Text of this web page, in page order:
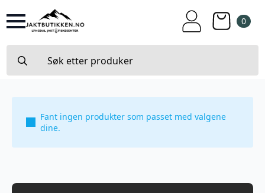
0
for:
Fant ingen produkter som passet med valgene
dine.